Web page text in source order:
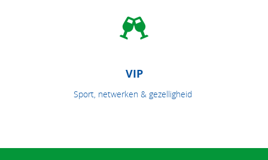
VIP
Sport, netwerken & gezelligheid